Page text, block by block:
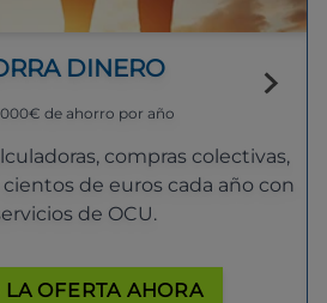
DINERO
de ahorro por año
compras colectivas,
de euros cada año con
de OCU.
OFERTA AHORA